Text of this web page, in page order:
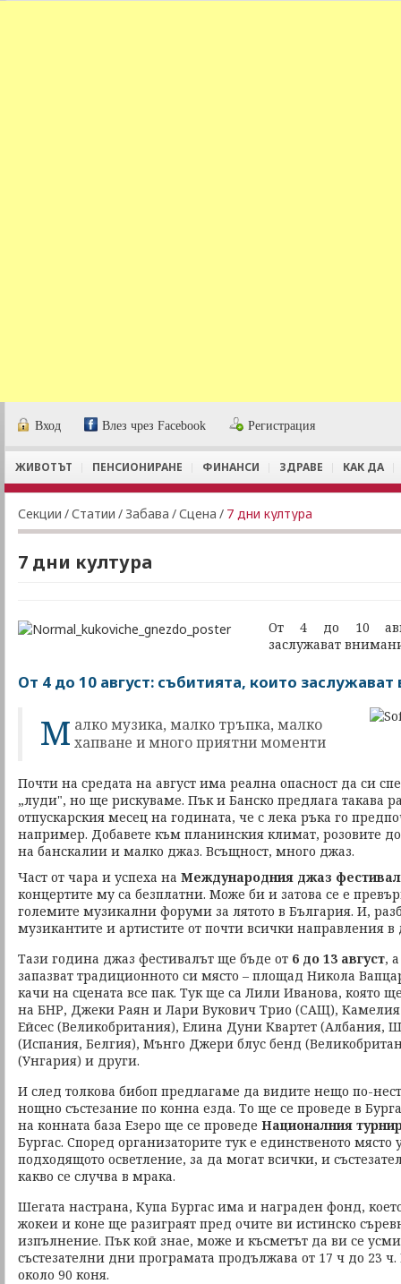
Вход Влез чрез Facebook Регистрация
ЖИВОТЪТ ПЕНСИОНИРАНЕ ФИНАНСИ ЗДРАВЕ КАК ДА
Секции /Статии / Забава /Сцена / 7 дни култура
7 дни култура
От 4 до 10
заслужават
От 4 до 10 август: събитията, които
М алко музика, малко тръпка, малко
хапване и много приятни моменти
Почти на средата на август има реална опасност да си
„луди", но ще рискуваме. Пък и Банско предлага такава
отпускарския месец на годината, че с лека ръка го
например. Добавете към планинския климат, розовите
на банскалии и малко джаз. Всъщност, много джаз.
Част от чара и успеха на Международния джаз
концертите му са безплатни. Може би и затова се е
големите музикални форуми за лятото в България. И,
музикантите и артистите от почти всички направления в
Тази година джаз фестивалът ще бъде от 6 до 13 август,
запазват традиционното си място – площад Никола
качи на сцената все пак. Тук ще са Лили Иванова, която
на БНР, Джeки Раян и Лари Вукович Трио (САЩ), Камелия
Ейсес (Великобритания), Елина Дуни Квартет (Албания,
(Испания, Белгия), Мънго Джери блус бенд
(Унгария) и други.
И след толкова бибоп предлагаме да видите нещо по-
нощно състезание по конна езда. То ще се проведе в
на конната база Езеро ще се проведе Националния
Бургас. Според организаторите тук е единственото място
подходящото осветление, за да могат всички, и
какво се случва в мрака.
Шегата настрана, Купа Бургас има и награден фонд,
жокеи и коне ще разиграят пред очите ви истинско
изпълнение. Пък кой знае, може и късметът да ви се
състезателни дни програмата продължава от 17 ч до 23
около 90 коня.